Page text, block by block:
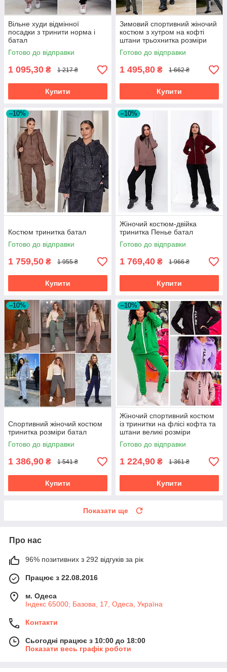
Вільне худи відмінної
посадки з тринити норма і
батал
Готово до відправки
1 095,30 ₴ 1 217 ₴
Купити
Зимовий спортивний жіночий
костюм з хутром на кофті
штани трьохнитка розміри
батал
Готово до відправки
1 495,80 ₴ 1 662 ₴
Купити
–10%
Костюм тринитка батал
Готово до відправки
1 759,50 ₴ 1 955 ₴
Купити
–10%
Жіночий костюм-двійка
тринитка Пенье батал
Готово до відправки
1 769,40 ₴ 1 966 ₴
Купити
–10%
Спортивний жіночий костюм
тринитка розміри батал
Готово до відправки
1 386,90 ₴ 1 541 ₴
Купити
–10%
Жіночий спортивний костюм
із тринитки на флісі кофта та
штани великі розміри
Готово до відправки
1 224,90 ₴ 1 361 ₴
Купити
Показати ще
Про нас
96% позитивних з 292 відгуків за рік
Працює з 22.08.2016
м. Одеса
Індекс 65000; Базова, 17, Одеса, Україна
Контакти
Сьогодні працює з 10:00 до 18:00
Показати весь графік роботи